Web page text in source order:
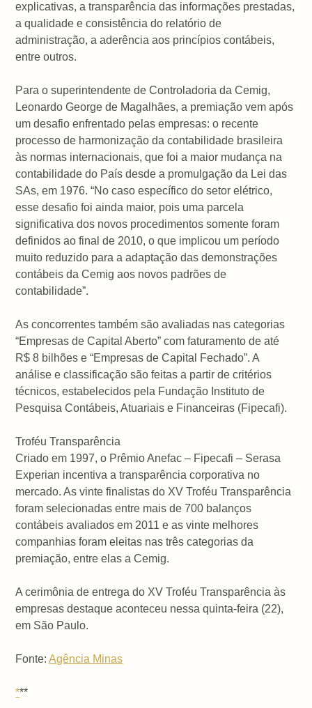
explicativas, a transparência das informações prestadas,
a qualidade e consistência do relatório de
administração, a aderência aos princípios contábeis,
entre outros.
Para o superintendente de Controladoria da Cemig,
Leonardo George de Magalhães, a premiação vem após
um desafio enfrentado pelas empresas: o recente
processo de harmonização da contabilidade brasileira
às normas internacionais, que foi a maior mudança na
contabilidade do País desde a promulgação da Lei das
SAs, em 1976. “No caso específico do setor elétrico,
esse desafio foi ainda maior, pois uma parcela
significativa dos novos procedimentos somente foram
definidos ao final de 2010, o que implicou um período
muito reduzido para a adaptação das demonstrações
contábeis da Cemig aos novos padrões de
contabilidade”.
As concorrentes também são avaliadas nas categorias
“Empresas de Capital Aberto” com faturamento de até
R$ 8 bilhões e “Empresas de Capital Fechado”. A
análise e classificação são feitas a partir de critérios
técnicos, estabelecidos pela Fundação Instituto de
Pesquisa Contábeis, Atuariais e Financeiras (Fipecafi).
Troféu Transparência
Criado em 1997, o Prêmio Anefac – Fipecafi – Serasa
Experian incentiva a transparência corporativa no
mercado. As vinte finalistas do XV Troféu Transparência
foram selecionadas entre mais de 700 balanços
contábeis avaliados em 2011 e as vinte melhores
companhias foram eleitas nas três categorias da
premiação, entre elas a Cemig.
A cerimônia de entrega do XV Troféu Transparência às
empresas destaque aconteceu nessa quinta-feira (22),
em São Paulo.
Fonte:Agência Minas
***